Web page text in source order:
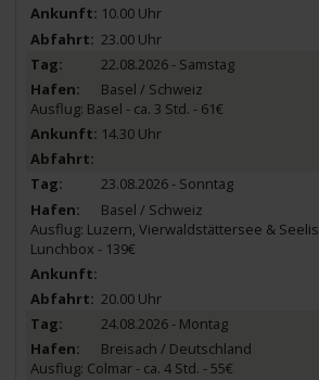
10.00 Uhr
23.00 Uhr
22.08.2026 - Samstag
Basel / Schweiz
Ausflug: Basel - ca. 3 Std. - 61€
14.30 Uhr
23.08.2026 - Sonntag
Basel / Schweiz
Ausflug: Luzern, Vierwaldstättersee &
Lunchbox - 139€
20.00 Uhr
24.08.2026 - Montag
Breisach / Deutschland
Ausflug: Colmar - ca. 4 Std. - 55€